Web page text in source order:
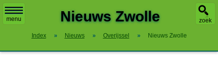
menu zoek
Nieuws Zwolle
Index » Nieuws » Overijssel » Nieuws Zwolle